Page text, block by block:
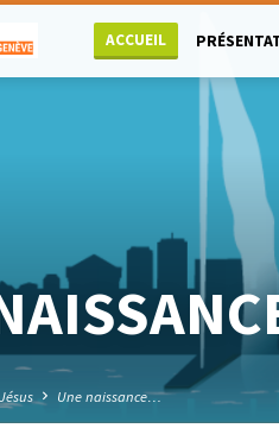
ACCUEIL
Jésus Une naissance…